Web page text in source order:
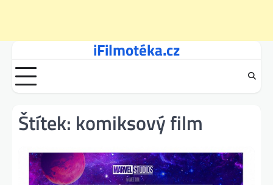
content
iFilmotéka.cz
Štítek: komiksový film